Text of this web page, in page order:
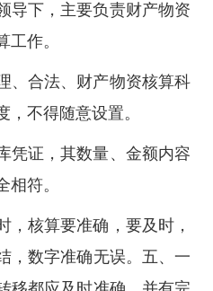
导下，主要负责财产物资
作。
、合法、财产物资核算科
，不得随意设置。
凭证，其数量、金额内容
符。
，核算要准确，要及时，
，数字准确无误。五、一